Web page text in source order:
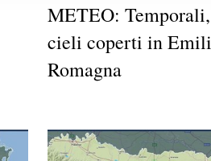
METEO:
cieli coperti in
Romagna